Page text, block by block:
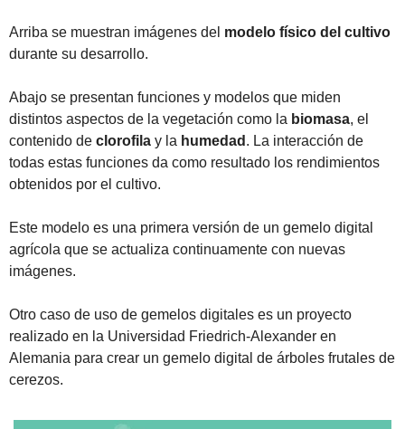
Arriba se muestran imágenes del modelo físico del cultivo
durante su desarrollo.
Abajo se presentan funciones y modelos que miden
distintos aspectos de la vegetación como la biomasa, el
contenido de clorofila y la humedad . La interacción de
todas estas funciones da como resultado los rendimientos
obtenidos por el cultivo.
Este modelo es una primera versión de un gemelo digital
agrícola que se actualiza continuamente con nuevas
imágenes.
Otro caso de uso de gemelos digitales es un proyecto
realizado en la Universidad Friedrich-Alexander en
Alemania para crear un gemelo digital de árboles frutales de
cerezos.